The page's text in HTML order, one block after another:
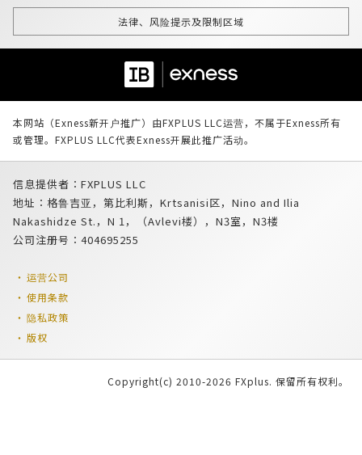
法律、风险提示及限制区域
本网站（Exness新开户推广）由FXPLUS LLC运营，不属于Exness所有
或管理。FXPLUS LLC代表Exness开展此推广活动。
信息提供者：FXPLUS LLC
地址：格鲁吉亚，第比利斯，Krtsanisi区，Nino and Ilia
Nakashidze St.，N 1，（Avlevi楼），N3室，N3楼
公司注册号：404695255
运营公司
使用条款
隐私政策
版权
Copyright(c) 2010-2026 FXplus. 保留所有权利。